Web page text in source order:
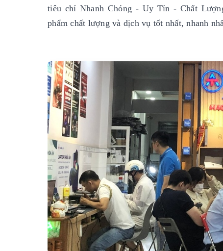
tiêu chí Nhanh Chóng - Uy Tín - Chất
phẩm chất lượng và dịch vụ tốt nhất, nhanh